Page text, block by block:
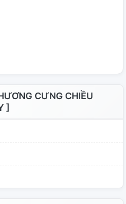
CƯNG CHIỀU
]